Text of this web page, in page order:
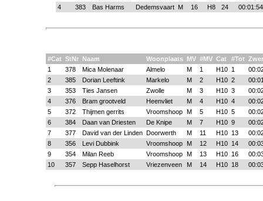
4
383 Bas Harms Dedemsvaart M 16 H8 24 00:01:54
#Cat StNr Naam Woonplaats MV #MV Cat #Tot
1
378 Mica Molenaar Almelo M 1 H10 1
2
385 Dorian Leeftink Markelo M 2 H10 2
3
353 Ties Jansen Zwolle M 3 H10 3
4
376 Bram grootveld Heenvliet M 4 H10 4
5
372 Thijmen gerrits Vroomshoop M 5 H10 5
6
384 Daan van Driesten De Knipe M 7 H10 9
7
377 David van der Linden Doorwerth M 11 H10 13
8
356 Levi Dubbink Vroomshoop M 12 H10 14
9
354 Milan Reeb Vroomshoop M 13 H10 16
10
357 Sepp Haselhorst Vriezenveen M 14 H10 18